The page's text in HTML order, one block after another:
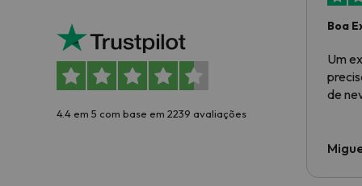
4.4 em 5 com base em 2239 avaliações
Boa
Um
de